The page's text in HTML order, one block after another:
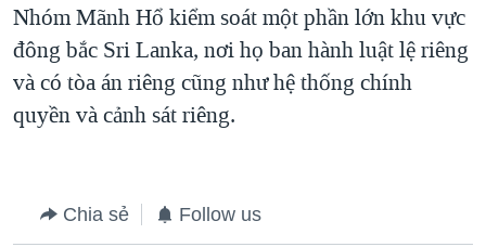
Nhóm Mãnh Hổ kiểm soát một phần lớn khu vực
đông bắc Sri Lanka, nơi họ ban hành luật lệ riêng
và có tòa án riêng cũng như hệ thống chính
quyền và cảnh sát riêng.
Chia sẻ Follow us